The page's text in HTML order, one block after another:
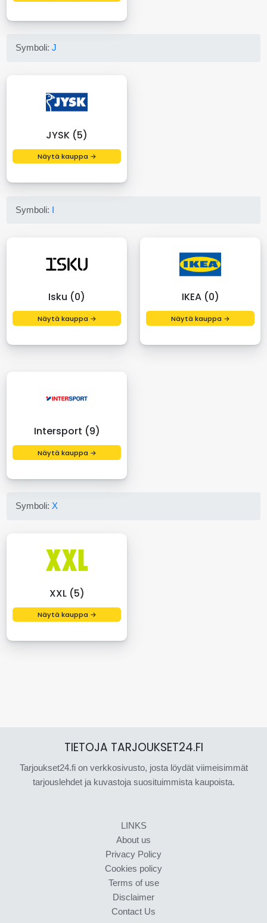
Symboli:J
JYSK (5)
Näytä kauppa →
Symboli: I
Isku (0)
Näytä kauppa →
IKEA (0)
Näytä kauppa →
Intersport (9)
Näytä kauppa →
Symboli: X
XXL (5)
Näytä kauppa →
TIETOJA TARJOUKSET24.FI
Tarjoukset24.fi on verkkosivusto, josta löydät viimeisimmät
tarjouslehdet ja kuvastoja suosituimmista kaupoista.
LINKS
About us
Privacy Policy
Cookies policy
Terms of use
Disclaimer
Contact Us